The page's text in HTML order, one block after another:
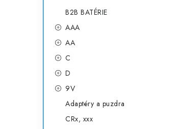
B2B BATÉRIE
AAA
AA
C
D
9V
Adaptéry a puzdra
CRx, xxx